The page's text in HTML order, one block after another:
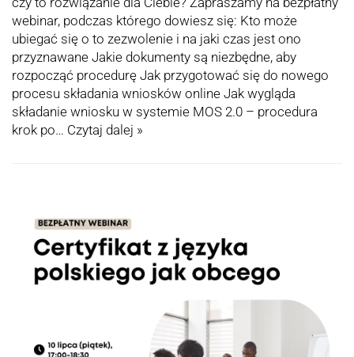
webinar, podczas którego dowiesz się: Kto może
ubiegać się o to zezwolenie i na jaki czas jest ono
przyznawane Jakie dokumenty są niezbędne, aby
rozpocząć procedurę Jak przygotować się do nowego
procesu składania wniosków online Jak wygląda
składanie wniosku w systemie MOS 2.0 – procedura
krok po… Czytaj dalej »